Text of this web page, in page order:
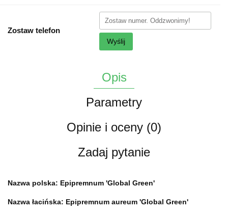
Zostaw telefon
Wyślij
Opis
Parametry
Opinie i oceny (0)
Zadaj pytanie
Nazwa polska: Epipremnum 'Global Green'
Nazwa łacińska: Epipremnum aureum 'Global Green'